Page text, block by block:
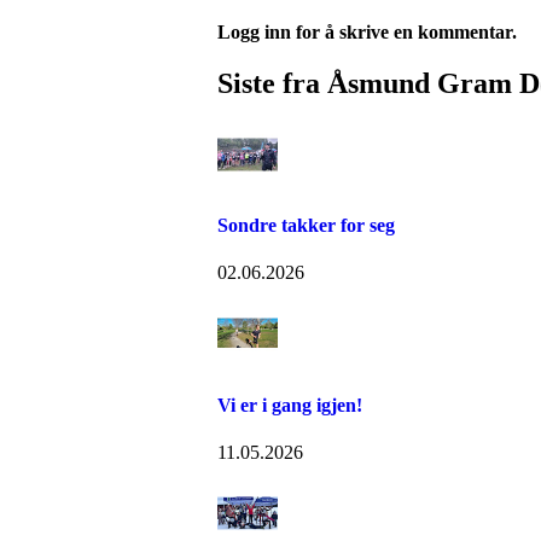
Logg inn for å skrive en kommentar.
Siste fra Åsmund Gram
Sondre takker for seg
02.06.2026
Vi er i gang igjen!
11.05.2026